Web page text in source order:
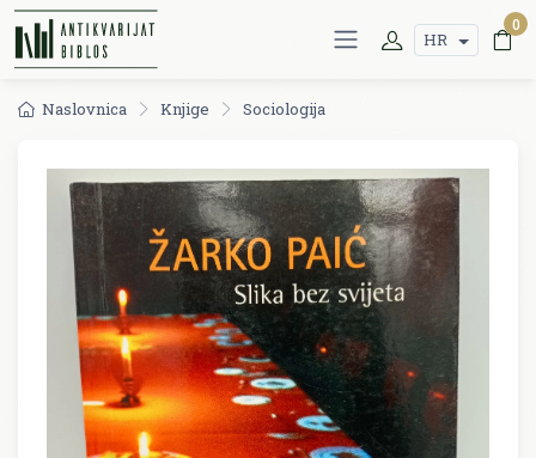
HR
0
Naslovnica Knjige Sociologija